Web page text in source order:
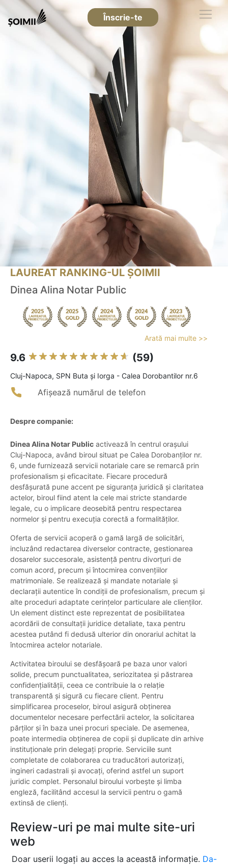
Înscrie-te
LAUREAT RANKING-UL ȘOIMII
Dinea Alina Notar Public
Arată mai multe >>
9.6 (59)
Cluj-Napoca, SPN Buta și Iorga - Calea Dorobantilor nr.6
Afișează numărul de telefon
Despre companie:
Dinea Alina Notar Public activează în centrul orașului
Cluj-Napoca, având biroul situat pe Calea Dorobanților nr.
6, unde furnizează servicii notariale care se remarcă prin
profesionalism și eficacitate. Fiecare procedură
desfășurată pune accent pe siguranța juridică și claritatea
actelor, biroul fiind atent la cele mai stricte standarde
legale, cu o implicare deosebită pentru respectarea
normelor și pentru execuția corectă a formalităților.
Oferta de servicii acoperă o gamă largă de solicitări,
incluzând redactarea diverselor contracte, gestionarea
dosarelor succesorale, asistență pentru divorțuri de
comun acord, precum și întocmirea convențiilor
matrimoniale. Se realizează și mandate notariale și
declarații autentice în condiții de profesionalism, precum și
alte proceduri adaptate cerințelor particulare ale clienților.
Un element distinct este reprezentat de posibilitatea
acordării de consultații juridice detaliate, taxa pentru
acestea putând fi dedusă ulterior din onorariul achitat la
întocmirea actelor notariale.
Activitatea biroului se desfășoară pe baza unor valori
solide, precum punctualitatea, seriozitatea și păstrarea
confidențialității, ceea ce contribuie la o relație
transparentă și sigură cu fiecare client. Pentru
simplificarea proceselor, biroul asigură obținerea
documentelor necesare perfectării actelor, la solicitarea
părților și în baza unei procuri speciale. De asemenea,
poate intermedia obținerea de copii și duplicate din arhive
instituționale prin delegați proprie. Serviciile sunt
completate de colaborarea cu traducători autorizați,
ingineri cadastrali și avocați, oferind astfel un suport
juridic complet. Personalul biroului vorbește și limba
engleză, facilitând accesul la servicii pentru o gamă
extinsă de clienți.
Review-uri pe mai multe site-uri
web
Doar userii logați au acces la această informație. Da-